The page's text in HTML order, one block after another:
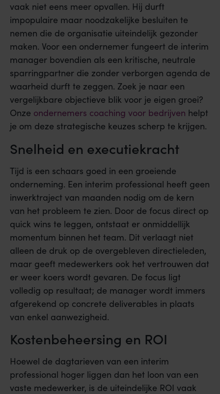
vaak niet eens meer opvallen. Hij durft
impopulaire maar noodzakelijke besluiten te
nemen die de organisatie uiteindelijk gezonder
maken. Voor een ondernemer fungeert de interim
manager bovendien als een kritische, neutrale
sparringpartner die zonder verborgen agenda de
waarheid durft te zeggen. Zoek je naar een
vergelijkbare objectieve blik voor je eigen groei?
Onze ondernemers coaching voor bedrijven helpt
je om deze strategische keuzes scherp te krijgen.
Snelheid en executiekracht
Tijd is een schaars goed in een groeiende
onderneming. Een interim professional heeft geen
inwerktraject van maanden nodig om de kern
van het probleem te zien. Door de focus direct op
quick wins te leggen, ontstaat er onmiddellijk
momentum binnen het team. Dit verlaagt niet
alleen de druk op de overgebleven directieleden,
maar geeft medewerkers ook het vertrouwen dat
er weer koers wordt gevaren. De focus ligt
volledig op resultaat; de manager wordt immers
afgerekend op concrete deliverables in plaats
van enkel aanwezigheid.
Kostenbeheersing en ROI
Hoewel de dagtarieven van een interim
professional hoger liggen dan het loon van een
vaste medewerker, is de uiteindelijke ROI vaak